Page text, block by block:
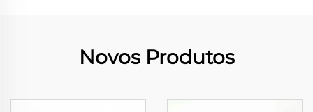
Novos Produtos